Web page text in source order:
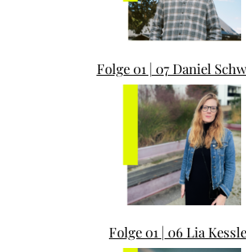
Folge 01 | 07 Daniel
Folge 01 | 06 Lia